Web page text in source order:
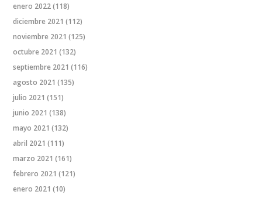
enero 2022(118)
diciembre 2021 (112)
noviembre 2021 (125)
octubre 2021 (132)
septiembre 2021 (116)
agosto 2021 (135)
julio 2021 (151)
junio 2021 (138)
mayo 2021 (132)
abril 2021 (111)
marzo 2021 (161)
febrero 2021 (121)
enero 2021 (10)